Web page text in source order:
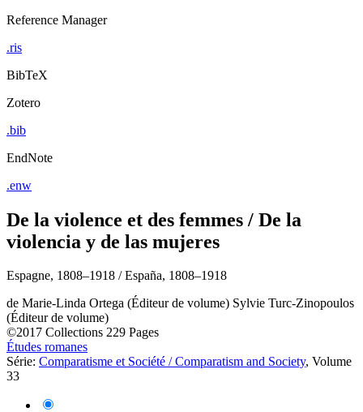
Reference Manager
.ris
BibTeX
Zotero
.bib
EndNote
.enw
De la violence et des femmes / De la
violencia y de las mujeres
Espagne, 1808–1918 / España, 1808–1918
de Marie-Linda Ortega (Éditeur de volume) Sylvie Turc-Zinopoulos
(Éditeur de volume)
©2017 Collections 229 Pages
Études romanes
Série: Comparatisme et Société / Comparatism and Society, Volume
33